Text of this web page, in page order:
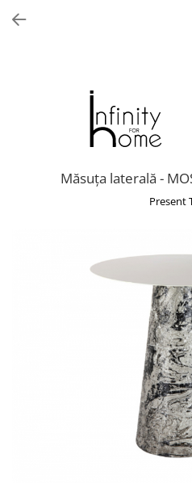
Biblioteci și rafturi
Masute auxiliare
Comode living
Masute de cafea
Măsuța laterală -
Present